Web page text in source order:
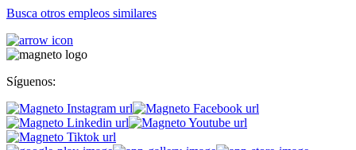
Busca otros empleos similares
Síguenos: